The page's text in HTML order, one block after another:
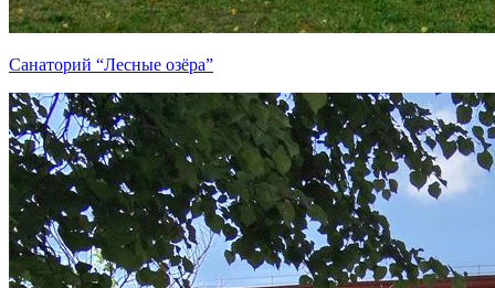
Санаторий “Лесные озёра”